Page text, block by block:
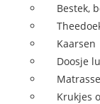
Bestek,
Kaarsen
Doosje
Krukjes